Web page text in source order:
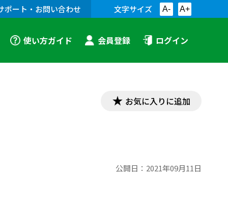
ポート・お問い合わせ 文字サイズ A- A+
使い方ガイド 会員登録 ログイン
お気に入りに追加
公開日： 2021年09月11日